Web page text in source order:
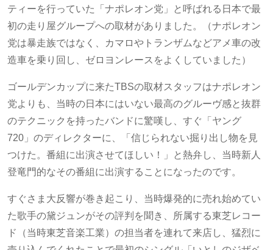
ティーを行っていた「ナポレオン党」と呼ばれる日本で最
初の走り屋グループへの取材がありました。（ナポレオン
党は暴走族ではなく、カマロやトランザムなどアメ車の改
造車を乗り回し、ゼロヨンレースをよくしていました）
ゴールデンカップに来たTBSの取材スタッフはナポレオン
党よりも、当時の日本にはいない最高のグルーヴ感と抜群
のテクニックを持ったバンドに驚嘆し、すぐ「ヤング
720」のディレクターに、「信じられない掘り出し物を見
つけた。番組に出演させてほしい！」と熱弁し、当時新人
登竜門的なその番組に出演することになったのです。
すぐさま大反響が巻き起こり、当時爆発的に売れ始めてい
た歌手の黛ジュンがその評判を聞き、所属する東芝レコー
ド（当時東芝音楽工業）の担当者を連れて来店し、猛烈に